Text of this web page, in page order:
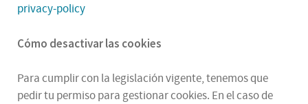
privacy-policy
Cómo desactivar las cookies
Para cumplir con la legislación vigente, tenemos que
pedir tu permiso para gestionar cookies. En el caso de